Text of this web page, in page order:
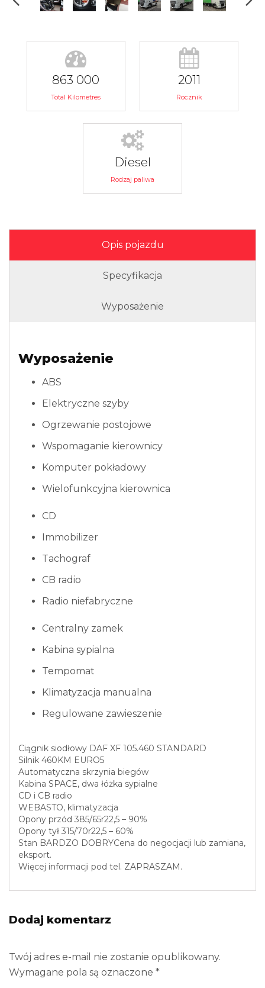
863 000
Total Kilometres
2011
Rocznik
Diesel
Rodzaj paliwa
Opis pojazdu
Specyfikacja
Wyposażenie
Wyposażenie
ABS
Elektryczne szyby
Ogrzewanie postojowe
Wspomaganie kierownicy
Komputer pokładowy
Wielofunkcyjna kierownica
CD
Immobilizer
Tachograf
CB radio
Radio niefabryczne
Centralny zamek
Kabina sypialna
Tempomat
Klimatyzacja manualna
Regulowane zawieszenie
Ciągnik siodłowy DAF XF 105.460 STANDARD
Silnik 460KM EURO5
Automatyczna skrzynia biegów
Kabina SPACE, dwa łóżka sypialne
CD i CB radio
WEBASTO, klimatyzacja
Opony przód 385/65r22,5 – 90%
Opony tył 315/70r22,5 – 60%
Stan BARDZO DOBRYCena do negocjacji lub zamiana,
eksport.
Więcej informacji pod tel. ZAPRASZAM.
Dodaj komentarz
Twój adres e-mail nie zostanie opublikowany.
Wymagane pola są oznaczone *